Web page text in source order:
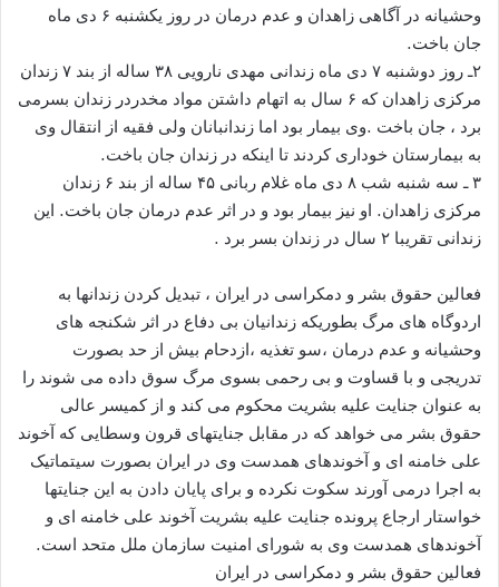
وحشیانه در آگاهی زاهدان و عدم درمان در روز یکشنبه ۶ دی ماه
جان باخت.
۲ـ روز دوشنبه ۷ دی ماه زندانی مهدی نارویی ۳۸ ساله از بند ۷ زندان
مرکزی زاهدان که ۶ سال به اتهام داشتن مواد مخدردر زندان بسرمی
برد ، جان باخت .وی بیمار بود اما زندانبانان ولی فقیه از انتقال وی
به بیمارستان خوداری کردند تا اینکه در زندان جان باخت.
۳ ـ سه شنبه شب ۸ دی ماه غلام ربانی ۴۵ ساله از بند ۶ زندان
مرکزی زاهدان. او نیز بیمار بود و در اثر عدم درمان جان باخت. این
زندانی تقریبا ۲ سال در زندان بسر برد .
فعالین حقوق بشر و دمکراسی در ایران ، تبدیل کردن زندانها به
اردوگاه های مرگ بطوریکه زندانیان بی دفاع در اثر شکنجه های
وحشیانه و عدم درمان ،سو تغذیه ،ازدحام بیش از حد بصورت
تدریجی و با قساوت و بی رحمی بسوی مرگ سوق داده می شوند را
به عنوان جنایت علیه بشریت محکوم می کند و از کمیسر عالی
حقوق بشر می خواهد که در مقابل جنایتهای قرون وسطایی که آخوند
علی خامنه ای و آخوندهای همدست وی در ایران بصورت سیتماتیک
به اجرا درمی آورند سکوت نکرده و برای پایان دادن به این جنایتها
خواستار ارجاع پرونده جنایت علیه بشریت آخوند علی خامنه ای و
آخوندهای همدست وی به شورای امنیت سازمان ملل متحد است.
فعالین حقوق بشر و دمکراسی در ایران